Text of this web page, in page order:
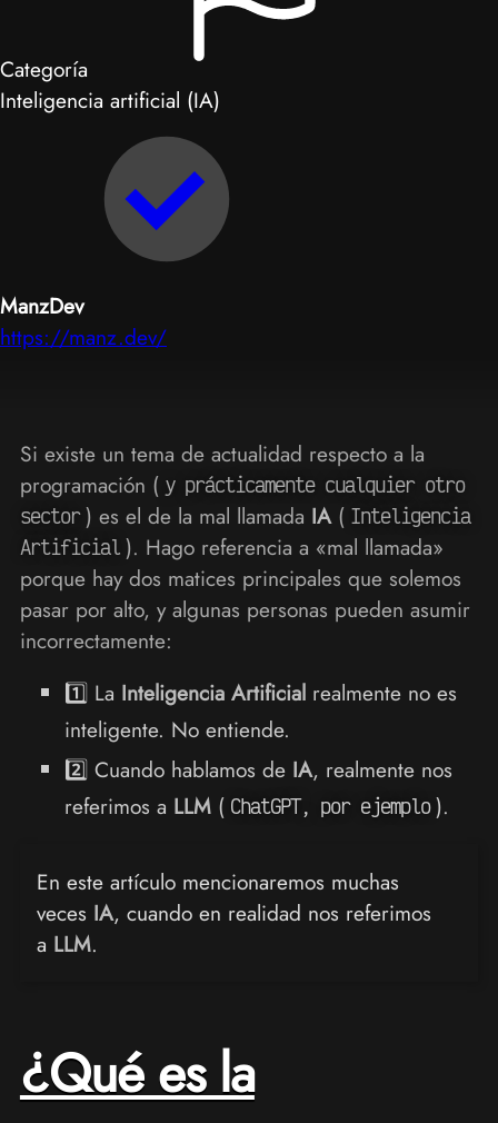
Categoría
Inteligencia artificial (IA)
ManzDev
https://manz.dev/
Si existe un tema de actualidad respecto a la
programación ( y prácticamente cualquier otro
sector ) es el de la mal llamada IA( Inteligencia
Artificial ). Hago referencia a «mal llamada»
porque hay dos matices principales que solemos
pasar por alto, y algunas personas pueden asumir
incorrectamente:
1️⃣ La Inteligencia Artificialrealmente no es
inteligente. No entiende.
2️⃣ Cuando hablamos de IA, realmente nos
referimos a LLM( ChatGPT, por ejemplo ).
En este artículo mencionaremos muchas
veces IA, cuando en realidad nos referimos
a LLM.
¿Qué es la